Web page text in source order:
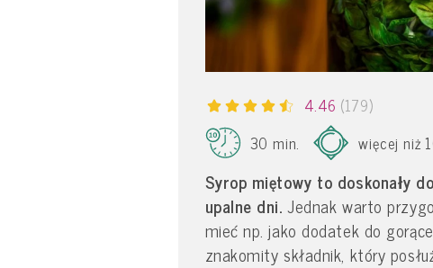
4.46 (179)
30 min.
więcej niż
Syrop miętowy to doskonały
upalne dni. Jednak warto
mieć np. jako dodatek do
znakomity składnik, który